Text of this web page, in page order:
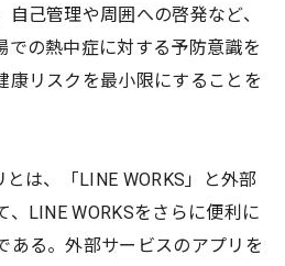
自己管理や周囲への啓発など、
での熱中症に対する予防意識を
康リスクを最小限にすることを
は、「LINE WORKS」と外部
、LINE WORKSをさらに便利に
ある。外部サービスのアプリを